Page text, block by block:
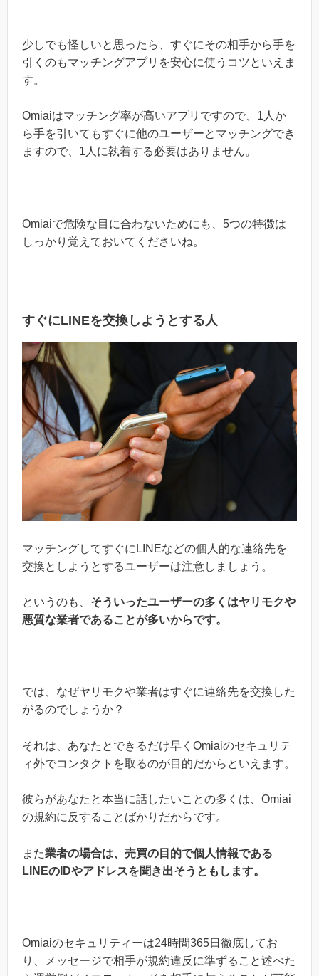
少しでも怪しいと思ったら、すぐにその相手から手を
引くのもマッチングアプリを安心に使うコツといえま
す。
Omiaiはマッチング率が高いアプリですので、1人か
ら手を引いてもすぐに他のユーザーとマッチングでき
ますので、1人に執着する必要はありません。
Omiaiで危険な目に合わないためにも、5つの特徴は
しっかり覚えておいてくださいね。
すぐにLINEを交換しようとする人
マッチングしてすぐにLINEなどの個人的な連絡先を
交換としようとするユーザーは注意しましょう。
というのも、 そういったユーザーの多くはヤリモクや
悪質な業者であることが多いからです。
では、なぜヤリモクや業者はすぐに連絡先を交換した
がるのでしょうか？
それは、あなたとできるだけ早くOmiaiのセキュリテ
ィ外でコンタクトを取るのが目的だからといえます。
彼らがあなたと本当に話したいことの多くは、Omiai
の規約に反することばかりだからです。
また業者の場合は、売買の目的で個人情報である
LINEのIDやアドレスを聞き出そうともします。
Omiaiのセキュリティーは24時間365日徹底してお
り、メッセージで相手が規約違反に準ずること述べた